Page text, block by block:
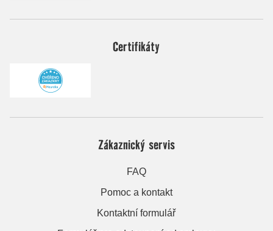
Certifikáty
Zákaznický servis
FAQ
Pomoc a kontakt
Kontaktní formulář